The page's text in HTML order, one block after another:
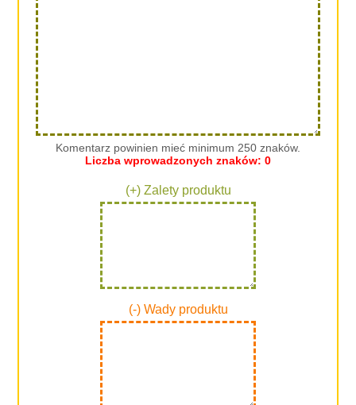
Komentarz powinien mieć minimum 250 znaków.
Liczba wprowadzonych znaków: 0
(+) Zalety produktu
(-) Wady produktu